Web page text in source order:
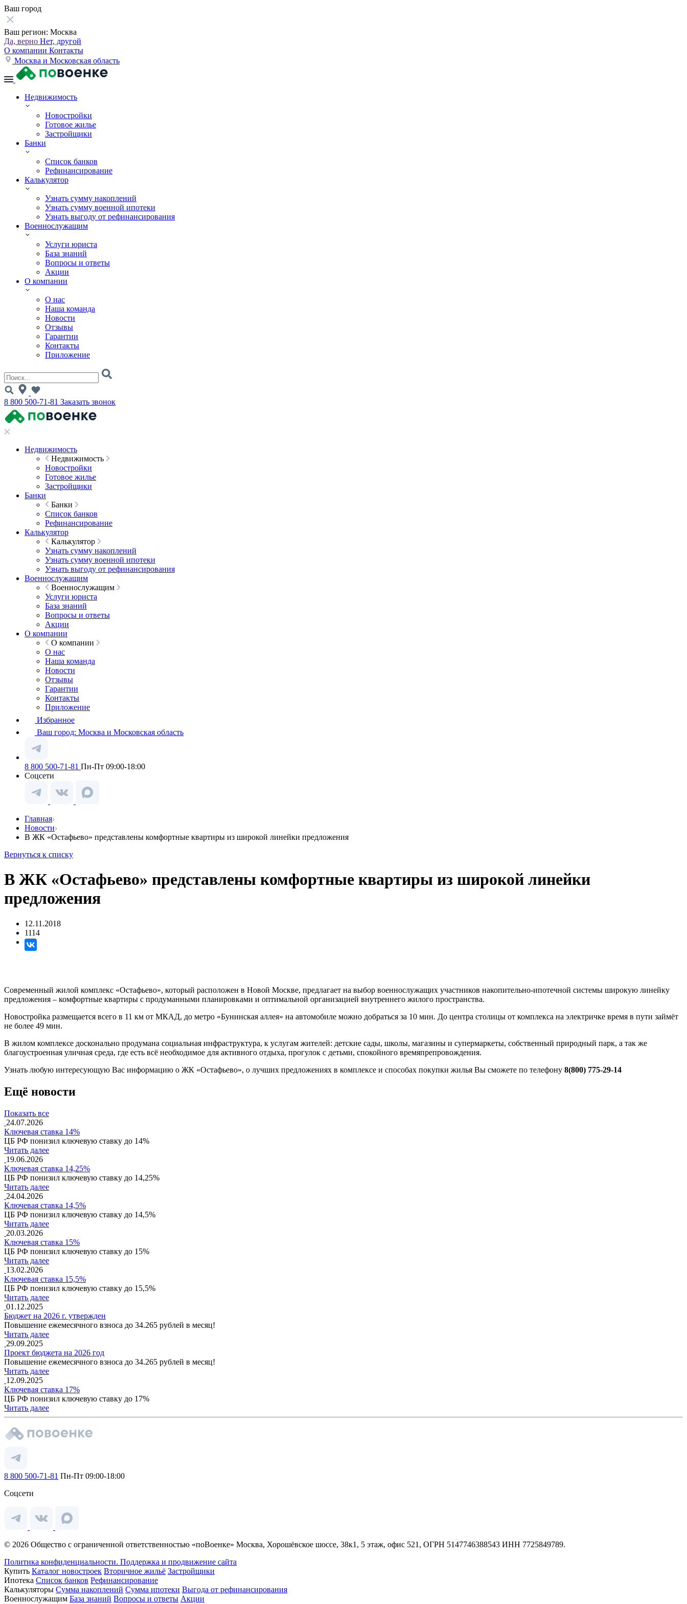
Ваш город
Ваш регион: Москва
Да, верно Нет, другой
О компании Контакты
Москва и Московская область
Недвижимость
Новостройки
Готовое жилье
Застройщики
Банки
Список банков
Рефинансирование
Калькулятор
Узнать сумму накоплений
Узнать сумму военной ипотеки
Узнать выгоду от рефинансирования
Военнослужащим
Услуги юриста
База знаний
Вопросы и ответы
Акции
О компании
О нас
Наша команда
Новости
Отзывы
Гарантии
Контакты
Приложение
8 800 500-71-81 Заказать звонок
Недвижимость
Недвижимость
Новостройки
Готовое жилье
Застройщики
Банки
Банки
Список банков
Рефинансирование
Калькулятор
Калькулятор
Узнать сумму накоплений
Узнать сумму военной ипотеки
Узнать выгоду от рефинансирования
Военнослужащим
Военнослужащим
Услуги юриста
База знаний
Вопросы и ответы
Акции
О компании
О компании
О нас
Наша команда
Новости
Отзывы
Гарантии
Контакты
Приложение
Избранное
Ваш город: Москва и Московская область
8 800 500-71-81 Пн-Пт 09:00-18:00
Соцсети
Главная
Новости
В ЖК «Остафьево» представлены комфортные квартиры из широкой линейки предложения
Вернуться к списку
В ЖК «Остафьево» представлены комфортные квартиры из широкой линейки
предложения
12.11.2018
1114
Современный жилой комплекс «Остафьево», который расположен в Новой Москве, предлагает на выбор военнослужащих участников накопительно-ипотечной системы широкую линейку
предложения – комфортные квартиры с продуманными планировками и оптимальной организацией внутреннего жилого пространства.
Новостройка размещается всего в 11 км от МКАД, до метро «Бунинская аллея» на автомобиле можно добраться за 10 мин. До центра столицы от комплекса на электричке время в пути займёт
не более 49 мин.
В жилом комплексе досконально продумана социальная инфраструктура, к услугам жителей: детские сады, школы, магазины и супермаркеты, собственный природный парк, а так же
благоустроенная уличная среда, где есть всё необходимое для активного отдыха, прогулок с детьми, спокойного времяпрепровождения.
Узнать любую интересующую Вас информацию о ЖК «Остафьево», о лучших предложениях в комплексе и способах покупки жилья Вы сможете по телефону 8(800) 775-29-14
Ещё новости
Показать все
24.07.2026
Ключевая ставка 14%
ЦБ РФ понизил ключевую ставку до 14%
Читать далее
19.06.2026
Ключевая ставка 14,25%
ЦБ РФ понизил ключевую ставку до 14,25%
Читать далее
24.04.2026
Ключевая ставка 14,5%
ЦБ РФ понизил ключевую ставку до 14,5%
Читать далее
20.03.2026
Ключевая ставка 15%
ЦБ РФ понизил ключевую ставку до 15%
Читать далее
13.02.2026
Ключевая ставка 15,5%
ЦБ РФ понизил ключевую ставку до 15,5%
Читать далее
01.12.2025
Бюджет на 2026 г. утвержден
Повышение ежемесячного взноса до 34.265 рублей в месяц!
Читать далее
29.09.2025
Проект бюджета на 2026 год
Повышение ежемесячного взноса до 34.265 рублей в месяц!
Читать далее
12.09.2025
Ключевая ставка 17%
ЦБ РФ понизил ключевую ставку до 17%
Читать далее
8 800 500-71-81 Пн-Пт 09:00-18:00
Соцсети
© 2026 Общество с ограниченной ответственностью «поВоенке» Москва, Хорошёвское шоссе, 38к1, 5 этаж, офис 521, ОГРН 5147746388543 ИНН 7725849789.
Политика конфиденциальности. Поддержка и продвижение сайта
Купить Каталог новостроек Вторичное жильё Застройщики
Ипотека Список банков Рефинансирование
Калькуляторы Сумма накоплений Сумма ипотеки Выгода от рефинансирования
Военнослужащим База знаний Вопросы и ответы Акции